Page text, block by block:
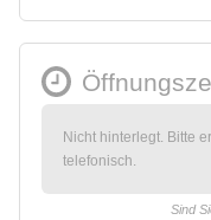
Nicht hinterlegt. Bitte
telefonisch.
Sind